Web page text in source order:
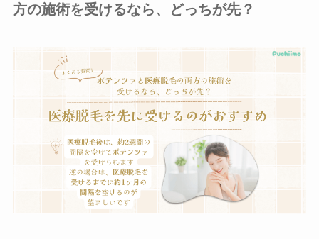
方の施術を受けるなら、どっちが先？